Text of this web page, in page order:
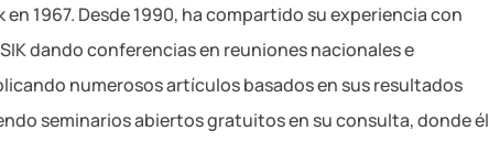
en 1967. Desde 1990, ha compartido su experiencia con
dando conferencias en reuniones nacionales e
numerosos artículos basados en sus resultados
seminarios abiertos gratuitos en su consulta, donde él